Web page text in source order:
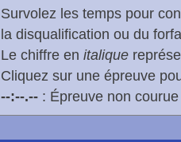
Survolez les temps pour
la disqualification ou du
Le chiffre en italique
Cliquez sur une épreuve
--:--.--: Épreuve non